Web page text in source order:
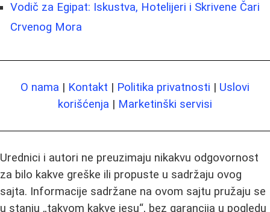
Vodič za Egipat: Iskustva, Hotelijeri i Skrivene Čari
Crvenog Mora
O nama | Kontakt | Politika privatnosti | Uslovi
korišćenja | Marketinški servisi
Urednici i autori ne preuzimaju nikakvu odgovornost
za bilo kakve greške ili propuste u sadržaju ovog
sajta. Informacije sadržane na ovom sajtu pružaju se
u stanju „takvom kakve jesu“, bez garancija u pogledu